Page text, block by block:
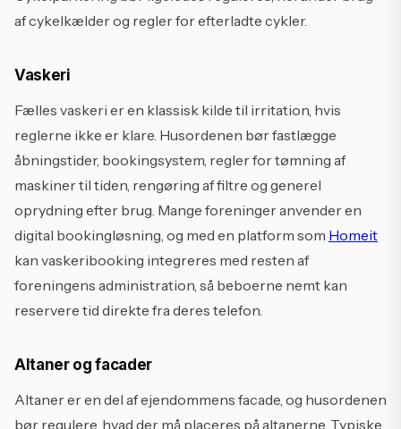
af cykelkælder og regler for efterladte cykler.
Vaskeri
Fælles vaskeri er en klassisk kilde til irritation, hvis
reglerne ikke er klare. Husordenen bør fastlægge
åbningstider, bookingsystem, regler for tømning af
maskiner til tiden, rengøring af filtre og generel
oprydning efter brug. Mange foreninger anvender en
digital bookingløsning, og med en platform som Homeit
kan vaskeribooking integreres med resten af
foreningens administration, så beboerne nemt kan
reservere tid direkte fra deres telefon.
Altaner og facader
Altaner er en del af ejendommens facade, og husordenen
bør regulere, hvad der må placeres på altanerne. Typiske